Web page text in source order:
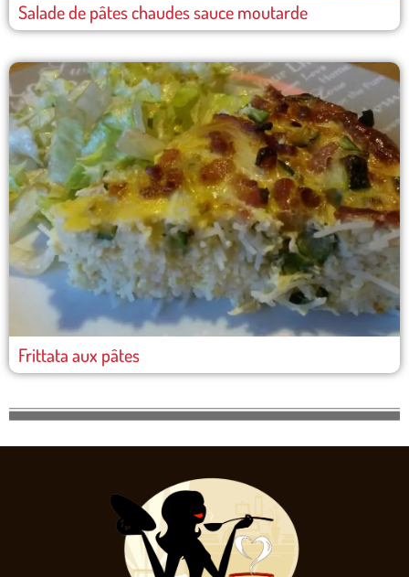
Salade de pâtes chaudes sauce moutarde
Frittata aux pâtes